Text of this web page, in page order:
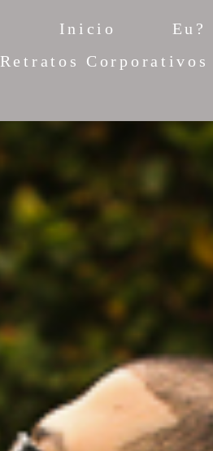
Inicio Eu?
Retratos Corporativos